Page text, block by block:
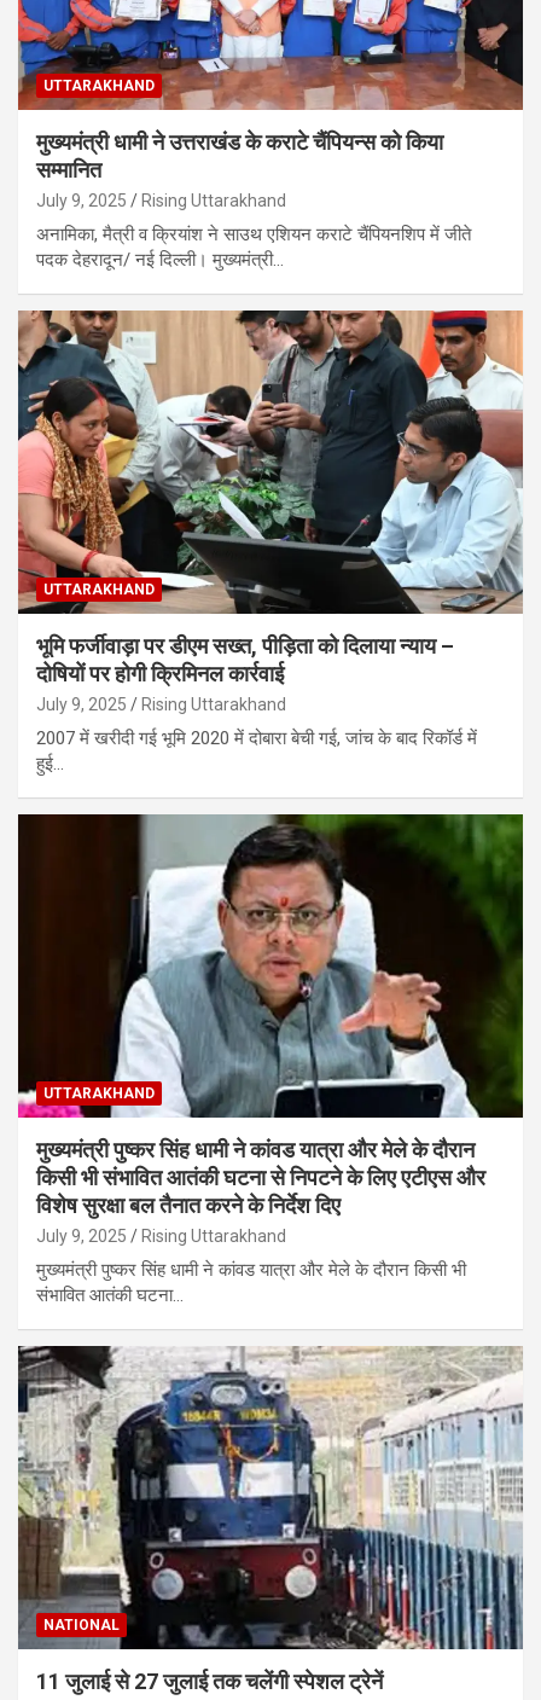
UTTARAKHAND
मुख्यमंत्री धामी ने उत्तराखंड के कराटे चैंपियन्स को किया
सम्मानित
July 9, 2025 Rising Uttarakhand
अनामिका, मैत्री व क्रियांश ने साउथ एशियन कराटे चैंपियनशिप में जीते
पदक देहरादून/ नई दिल्ली। मुख्यमंत्री…
UTTARAKHAND
भूमि फर्जीवाड़ा पर डीएम सख्त, पीड़िता को दिलाया न्याय –
दोषियों पर होगी क्रिमिनल कार्रवाई
July 9, 2025 Rising Uttarakhand
2007 में खरीदी गई भूमि 2020 में दोबारा बेची गई, जांच के बाद रिकॉर्ड में
हुई…
UTTARAKHAND
मुख्यमंत्री पुष्कर सिंह धामी ने कांवड यात्रा और मेले के दौरान
किसी भी संभावित आतंकी घटना से निपटने के लिए एटीएस और
विशेष सुरक्षा बल तैनात करने के निर्देश दिए
July 9, 2025 Rising Uttarakhand
मुख्यमंत्री पुष्कर सिंह धामी ने कांवड यात्रा और मेले के दौरान किसी भी
संभावित आतंकी घटना…
NATIONAL
11 जुलाई से 27 जुलाई तक चलेंगी स्पेशल ट्रेनें